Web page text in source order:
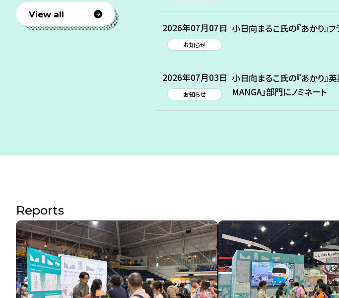
View all
2026年07月07日
お知らせ
小日向まるこ氏の『あかり』
2026年07月03日
お知らせ
小日向まるこ氏の『あかり
MANGA」部門にノミネート
Reports